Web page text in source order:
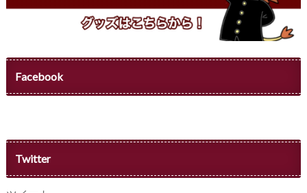
Facebook
Twitter